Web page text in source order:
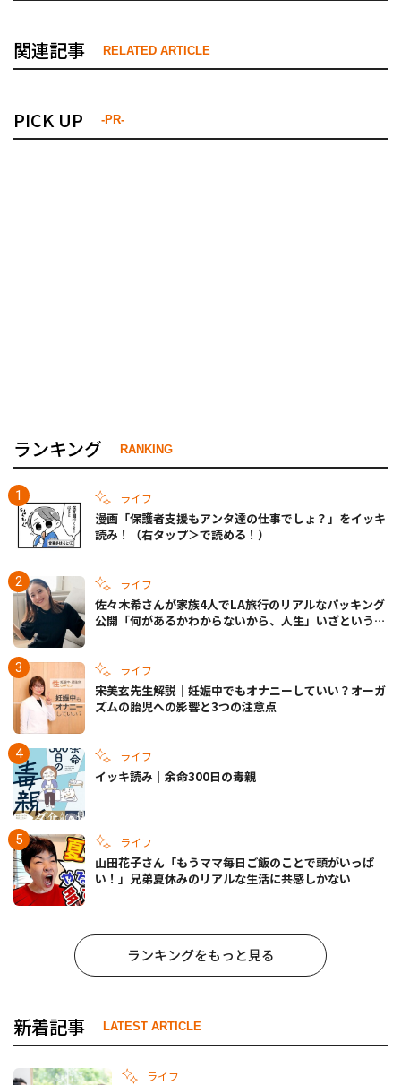
関連記事 RELATED ARTICLE
PICK UP -PR-
ランキング RANKING
ライフ
漫画「保護者支援もアンタ達の仕事でしょ？」をイッキ
読み！（右タップ＞で読める！）
ライフ
佐々木希さんが家族4人でLA旅行のリアルなパッキング
公開「何があるかわからないから、人生」いざというと
ライフ
宋美玄先生解説｜妊娠中でもオナニーしていい？オーガ
ズムの胎児への影響と3つの注意点
ライフ
イッキ読み｜余命300日の毒親
ライフ
山田花子さん「もうママ毎日ご飯のことで頭がいっぱ
い！」兄弟夏休みのリアルな生活に共感しかない
ランキングをもっと見る
新着記事 LATEST ARTICLE
ライフ